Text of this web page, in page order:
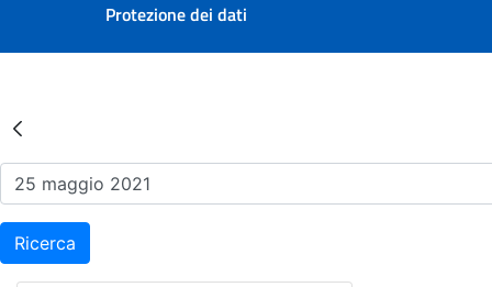
Protezione dei dati
Risultati della Ricerca -
Ricerca